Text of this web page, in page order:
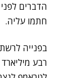
הדברים
חתמו עליה.
בפנייה